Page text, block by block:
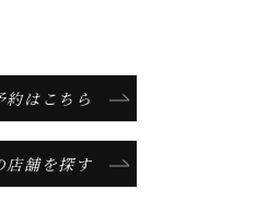
約はこちら
店舗を探す